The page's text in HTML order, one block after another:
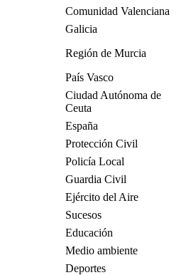
Comunidad Valenciana
Galicia
Región de Murcia
País Vasco
Ciudad Autónoma de
Ceuta
España
Protección Civil
Policía Local
Guardia Civil
Ejército del Aire
Sucesos
Educación
Medio ambiente
Deportes